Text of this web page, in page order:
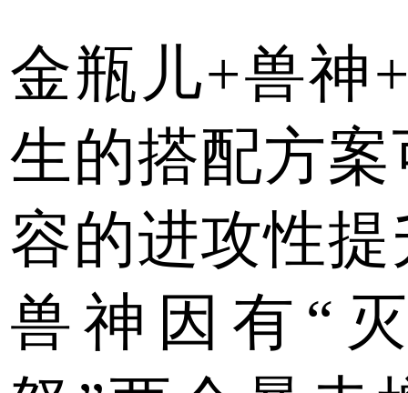
金瓶儿+兽神
生的搭配方
容的进攻性
兽神因有“